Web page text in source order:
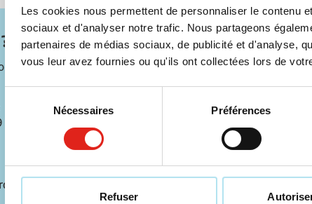
Les cookies nous permettent de personnaliser le contenu
sociaux et d'analyser notre trafic. Nous partageons
partenaires de médias sociaux, de publicité et d'analyse,
vous leur avez fournies ou qu'ils ont collectées lors de
consentement
Nécessaires Préférences
Refuser
disponibles sur les coordonnées ci-dessous !
FAQ